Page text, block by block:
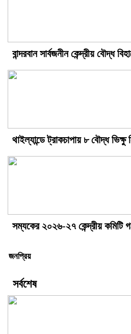
বান্দরবান সার্বজনীন কেন্দ্রীয় বৌদ্ধ
থাইল্যান্ডে ট্রাকচাপায় ৮ বৌদ্ধ ভিক্ষু
সম্যকের ২০২৬-২৭ কেন্দ্রীয় কমিটি
জনপ্রিয়
সর্বশেষ